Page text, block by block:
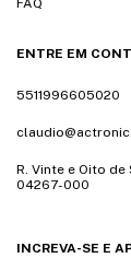
FAQ
ENTRE EM
5511996605020
R. Vinte e Oito de
04267-000
INCREVA-SE E